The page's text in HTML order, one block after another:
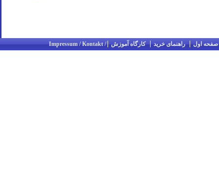
صفحه اول راهنمای خرید کارگاه آموزش